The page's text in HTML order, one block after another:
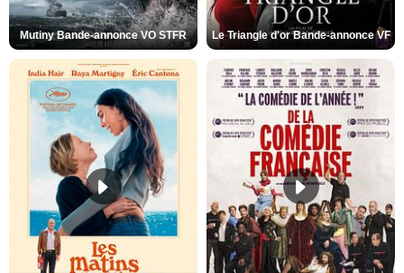
Mutiny Bande-annonce VO STFR Le Triangle d'or Bande-annonce VF